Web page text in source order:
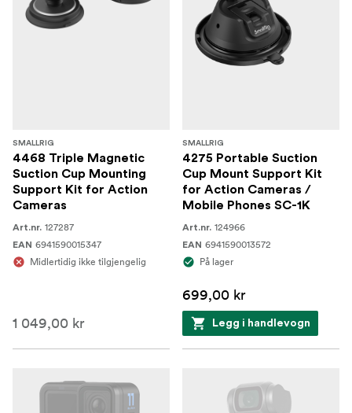
SMALLRIG
4468 Triple Magnetic
Suction Cup Mounting
Support Kit for Action
Cameras
Art.nr. 127287
EAN 6941590015347
Midlertidig ikke tilgjengelig
1 049,00 kr
SMALLRIG
4275 Portable Suction
Cup Mount Support Kit
for Action Cameras /
Mobile Phones SC-1K
Art.nr. 124966
EAN 6941590013572
På lager
699,00 kr
Legg i handlevogn